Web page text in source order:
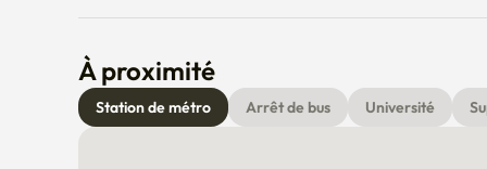
À proximité
Station de métro Arrêt de bus Université